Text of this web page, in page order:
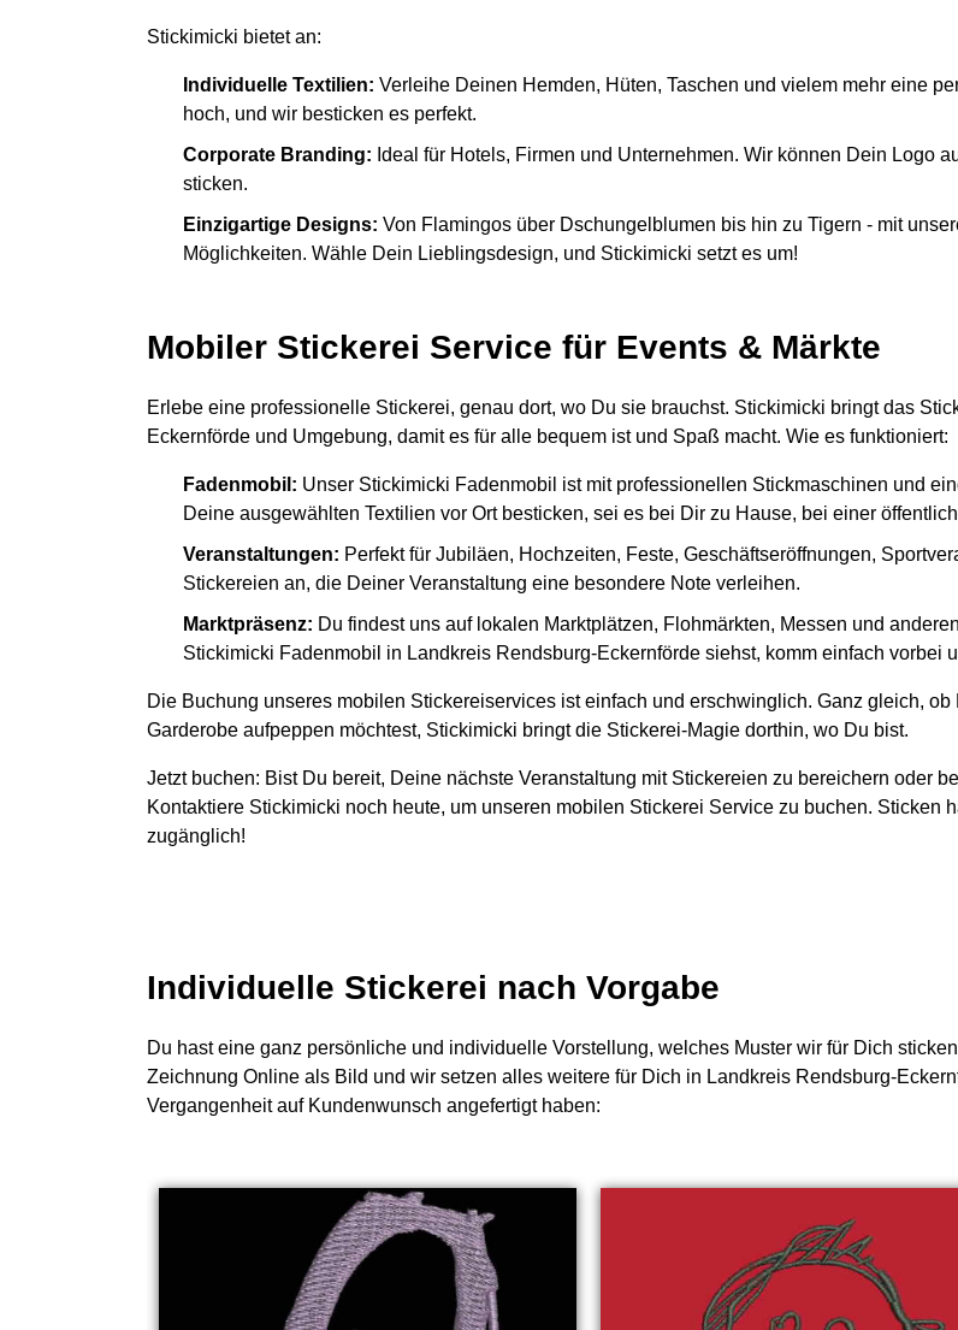
Stickimicki bietet an:
Individuelle Textilien: Verleihe Deinen Hemden, Hüten, Taschen und vielem mehr eine
hoch, und wir besticken es perfekt.
Corporate Branding: Ideal für Hotels, Firmen und Unternehmen. Wir können Dein Logo
sticken.
Einzigartige Designs: Von Flamingos über Dschungelblumen bis hin zu Tigern - mit
Möglichkeiten. Wähle Dein Lieblingsdesign, und Stickimicki setzt es um!
Mobiler Stickerei Service für Events & Märkte
Erlebe eine professionelle Stickerei, genau dort, wo Du sie brauchst. Stickimicki bringt das
Eckernförde und Umgebung, damit es für alle bequem ist und Spaß macht. Wie es funktioniert:
Fadenmobil: Unser Stickimicki Fadenmobil ist mit professionellen Stickmaschinen und
Deine ausgewählten Textilien vor Ort besticken, sei es bei Dir zu Hause, bei einer
Veranstaltungen: Perfekt für Jubiläen, Hochzeiten, Feste, Geschäftseröffnungen,
Stickereien an, die Deiner Veranstaltung eine besondere Note verleihen.
Marktpräsenz: Du findest uns auf lokalen Marktplätzen, Flohmärkten, Messen und
Stickimicki Fadenmobil in Landkreis Rendsburg-Eckernförde siehst, komm einfach vorbei
Die Buchung unseres mobilen Stickereiservices ist einfach und erschwinglich. Ganz gleich,
Garderobe aufpeppen möchtest, Stickimicki bringt die Stickerei-Magie dorthin, wo Du bist.
Jetzt buchen: Bist Du bereit, Deine nächste Veranstaltung mit Stickereien zu bereichern oder
Kontaktiere Stickimicki noch heute, um unseren mobilen Stickerei Service zu buchen.
zugänglich!
Individuelle Stickerei nach Vorgabe
Du hast eine ganz persönliche und individuelle Vorstellung, welches Muster wir für Dich
Zeichnung Online als Bild und wir setzen alles weitere für Dich in Landkreis Rendsburg-
Vergangenheit auf Kundenwunsch angefertigt haben: